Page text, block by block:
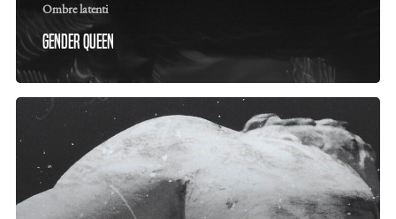
Ombre latenti
Gender Queen